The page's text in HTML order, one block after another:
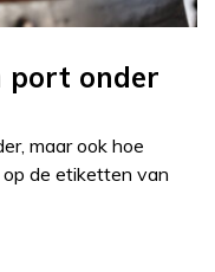
port onder
maar ook hoe
de etiketten van